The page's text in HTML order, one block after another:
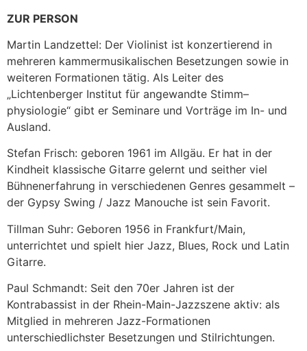
ZUR PERSON
Martin Landzettel: Der Violinist ist konzertierend in
mehreren kammermusikalischen Besetzungen sowie in
weiteren Formationen tätig. Als Leiter des
„Lichtenberger Institut für angewandte Stimm–
physiologie“ gibt er Seminare und Vorträge im In- und
Ausland.
Stefan Frisch: geboren 1961 im Allgäu. Er hat in der
Kindheit klassische Gitarre gelernt und seither viel
Bühnenerfahrung in verschiedenen Genres gesammelt –
der Gypsy Swing / Jazz Manouche ist sein Favorit.
Tillman Suhr: Geboren 1956 in Frankfurt/Main,
unterrichtet und spielt hier Jazz, Blues, Rock und Latin
Gitarre.
Paul Schmandt: Seit den 70er Jahren ist der
Kontrabassist in der Rhein-Main-Jazzszene aktiv: als
Mitglied in mehreren Jazz-Formationen
unterschiedlichster Besetzungen und Stilrichtungen.